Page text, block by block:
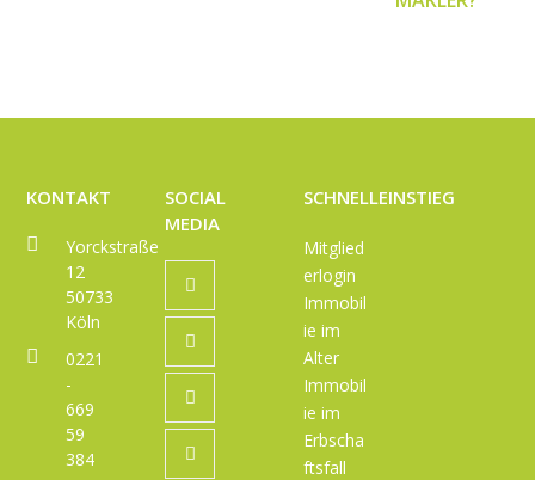
KONTAKT
Yorckstraße
12
50733
Köln
0221
-
669
59
384
SOCIAL
MEDIA
Twitter
Facebook
Instagram
GooglePlus
SCHNELLEINSTIEG
Mitglied
erlogin
Immobil
ie im
Alter
Immobil
ie im
Erbscha
ftsfall